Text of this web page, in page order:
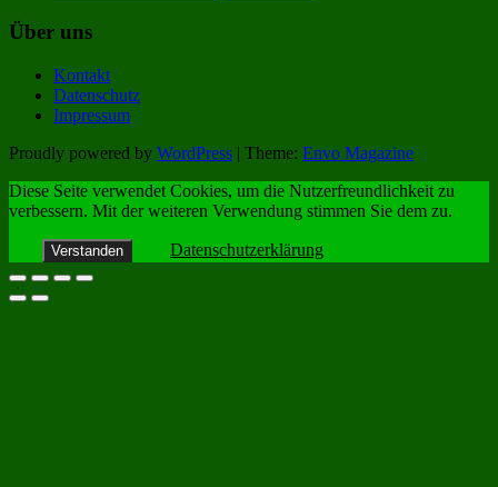
Über uns
Kontakt
Datenschutz
Impressum
Proudly powered by WordPress | Theme: Envo Magazine
Diese Seite verwendet Cookies, um die Nutzerfreundlichkeit zu
verbessern. Mit der weiteren Verwendung stimmen Sie dem zu.
Verstanden Datenschutzerklärung